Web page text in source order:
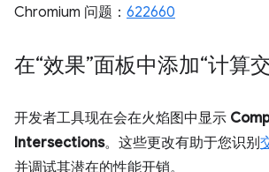
Chromium 问题： 622660
在“效果”面板中添加“计算
开发者工具现在会在火焰图中显示
Intersections。这些更改有助于您识别
并调试其潜在的性能开销。